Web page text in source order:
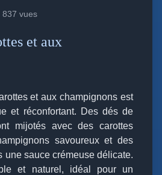
837 vues
et aux
et aux champignons est
et réconfortant. Des dés de
mijotés avec des carottes
savoureux et des
une sauce crémeuse délicate.
et naturel, idéal pour un